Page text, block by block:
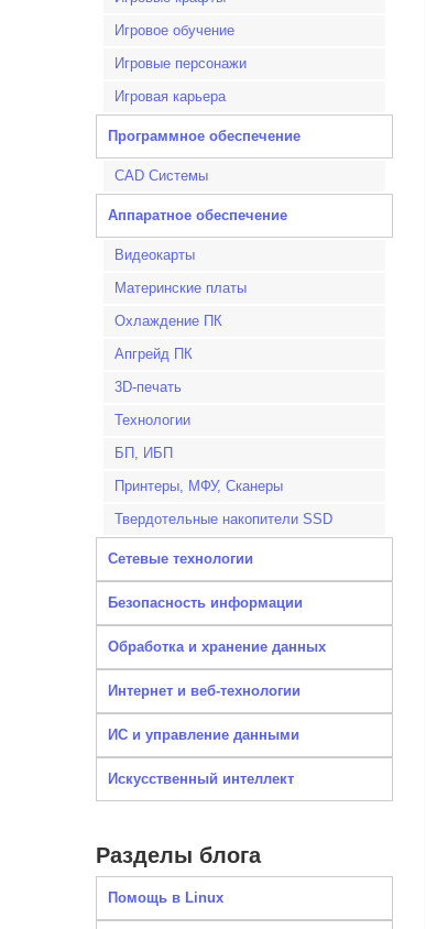
Игровое обучение
Игровые персонажи
Игровая карьера
Программное обеспечение
CAD Системы
Аппаратное обеспечение
Видеокарты
Материнские платы
Охлаждение ПК
Апгрейд ПК
3D-печать
Технологии
БП, ИБП
Принтеры, МФУ, Сканеры
Твердотельные накопители SSD
Сетевые технологии
Безопасность информации
Обработка и хранение данных
Интернет и веб-технологии
ИС и управление данными
Искусственный интеллект
Разделы блога
Помощь в Linux